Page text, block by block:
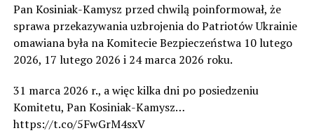
Pan Kosiniak-Kamysz przed chwilą poinformował, że
sprawa przekazywania uzbrojenia do Patriotów Ukrainie
omawiana była na Komitecie Bezpieczeństwa 10 lutego
2026, 17 lutego 2026 i 24 marca 2026 roku.
31 marca 2026 r., a więc kilka dni po posiedzeniu
Komitetu, Pan Kosiniak-Kamysz…
https://t.co/5FwGrM4sxV